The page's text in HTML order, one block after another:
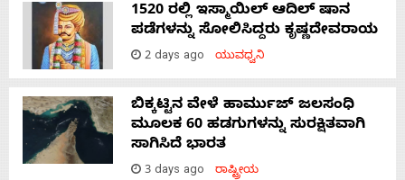
1520 ರಲ್ಲಿ ಇಸ್ಮಾಯಿಲ್ ಆದಿಲ್ ಷಾನ
ಪಡೆಗಳನ್ನು ಸೋಲಿಸಿದ್ದರು ಕೃಷ್ಣದೇವರಾಯ
2 days ago ಯುವಧ್ವನಿ
ಬಿಕ್ಕಟ್ಟಿನ ವೇಳೆ ಹಾರ್ಮುಜ್ ಜಲಸಂಧಿ
ಮೂಲಕ 60 ಹಡಗುಗಳನ್ನು ಸುರಕ್ಷಿತವಾಗಿ
ಸಾಗಿಸಿದೆ ಭಾರತ
3 days ago ರಾಷ್ಟ್ರೀಯ